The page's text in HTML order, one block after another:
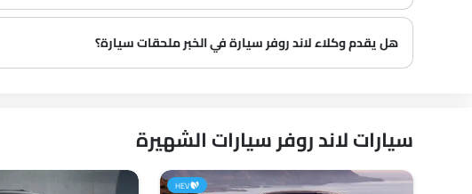
هل يقدم وكلاء لاند روفر سيارة في الخبر ملحقات سيارة؟
سيارات لاند روفر سيارات الشهيرة
HEV